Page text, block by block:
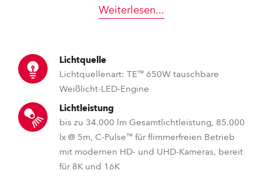
Weiterlesen...
Lichtquelle
Lichtquellenart: TE™ 650W tauschbare
Weißlicht-LED-Engine
Lichtleistung
bis zu 34.000 lm Gesamtlichtleistung, 85.000
lx @ 5m, C-Pulse™ für flimmerfreien Betrieb
mit modernen HD- und UHD-Kameras, bereit
für 8K und 16K